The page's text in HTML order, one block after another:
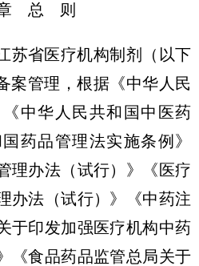
总 则
省医疗机构制剂（以下
案管理，根据《中华人民
中华人民共和国中医药
药品管理法实施条例》
理办法（试行）》《医疗
办法（试行）》《中药注
于印发加强医疗机构中药
《食品药品监管总局关于